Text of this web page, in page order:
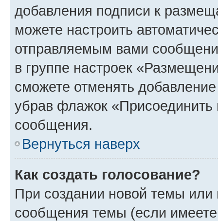
добавления подписи к
можете настроить
отправляемым вами
в группе настроек
сможете отменять
убрав флажок
сообщения.
Вернуться наверх
Как создать голосование?
При создании новой темы или
сообщения темы (если